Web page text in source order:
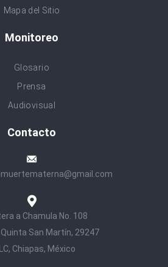
Mapa del Sitio
Monitoreo
Glosario
Prensa
Audiovisual
Contacto
a Chamula No. 108
San Martín, 29247
Chiapas, México